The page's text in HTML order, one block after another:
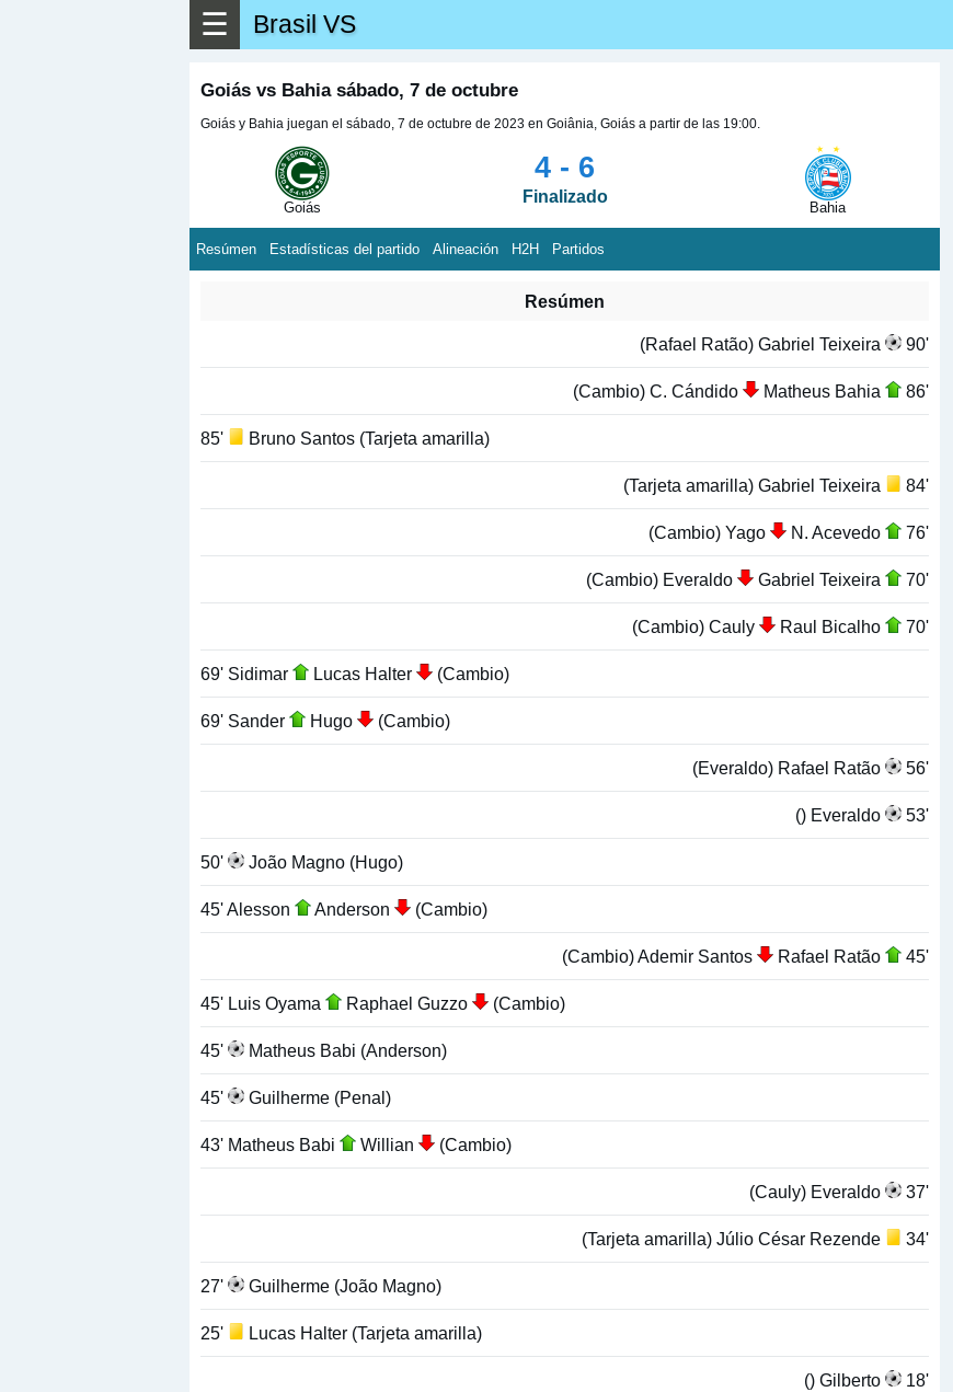
☰ Brasil VS
Goiás vs Bahia sábado, 7 de octubre
Goiás y Bahia juegan el sábado, 7 de octubre de 2023 en Goiânia, Goiás a partir de las 19:00.
Goiás
4 - 6
Finalizado
Bahia
Resúmen Estadísticas del partido Alineación H2H Partidos
Resúmen
(Rafael Ratão) Gabriel Teixeira 90'
(Cambio) C. Cándido Matheus Bahia 86'
85' Bruno Santos (Tarjeta amarilla)
(Tarjeta amarilla) Gabriel Teixeira 84'
(Cambio) Yago N. Acevedo 76'
(Cambio) Everaldo Gabriel Teixeira 70'
(Cambio) Cauly Raul Bicalho 70'
69' Sidimar Lucas Halter (Cambio)
69' Sander Hugo (Cambio)
(Everaldo) Rafael Ratão 56'
() Everaldo 53'
50' João Magno (Hugo)
45' Alesson Anderson (Cambio)
(Cambio) Ademir Santos Rafael Ratão 45'
45' Luis Oyama Raphael Guzzo (Cambio)
45' Matheus Babi (Anderson)
45' Guilherme (Penal)
43' Matheus Babi Willian (Cambio)
(Cauly) Everaldo 37'
(Tarjeta amarilla) Júlio César Rezende 34'
27' Guilherme (João Magno)
25' Lucas Halter (Tarjeta amarilla)
() Gilberto 18'